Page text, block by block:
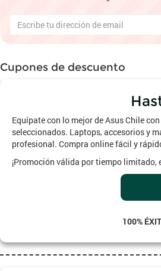
Cupones de descuento
Equípate con lo mejor de Asus Chile
seleccionados. Laptops, accesorios y
profesional. Compra online fácil y
¡Promoción válida por tiempo limitado,
100%